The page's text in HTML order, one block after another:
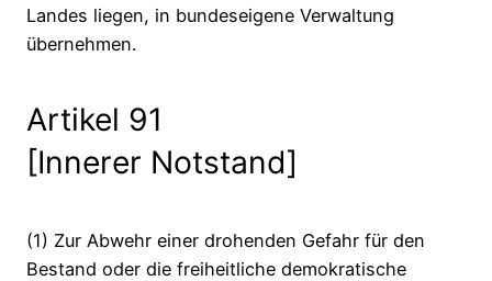
Landes liegen, in bundeseigene Verwaltung
übernehmen.
Artikel 91
[Innerer Notstand]
(1) Zur Abwehr einer drohenden Gefahr für den
Bestand oder die freiheitliche demokratische